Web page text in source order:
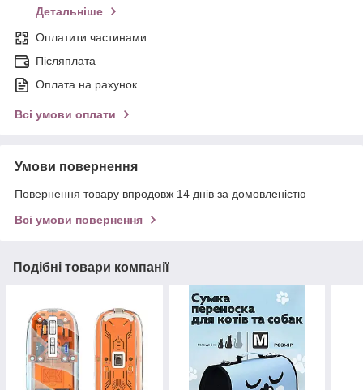
Детальніше
Оплатити частинами
Післяплата
Оплата на рахунок
Всі умови оплати
Умови повернення
Повернення товару впродовж 14 днів за домовленістю
Всі умови повернення
Подібні товари компанії